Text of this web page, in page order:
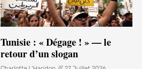
Tunisie : « Dégage ! » — le
retour d’un slogan